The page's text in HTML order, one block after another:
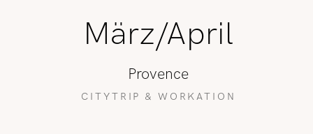
März/April
Provence
CITYTRIP & WORKATION